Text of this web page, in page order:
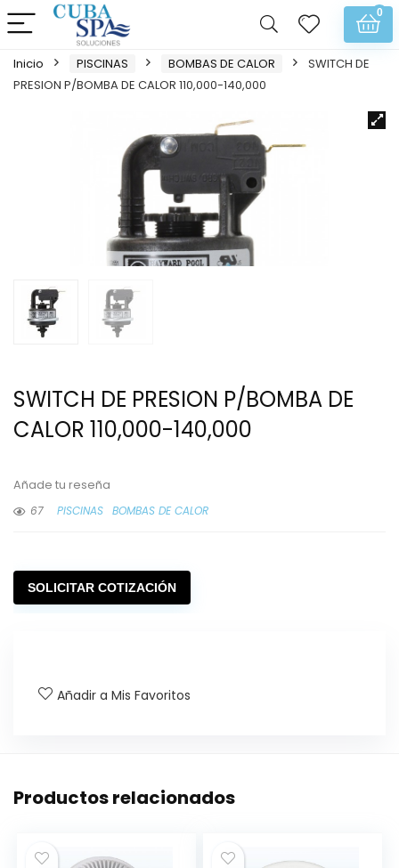
0
Inicio PISCINAS BOMBAS DE CALOR
SWITCH DE
PRESION P/BOMBA DE CALOR 110,000-140,000
SWITCH DE PRESION P/BOMBA DE
CALOR 110,000-140,000
Añade tu reseña
67
PISCINAS BOMBAS DE CALOR
SOLICITAR COTIZACIÓN
Añadir a Mis Favoritos
Productos relacionados